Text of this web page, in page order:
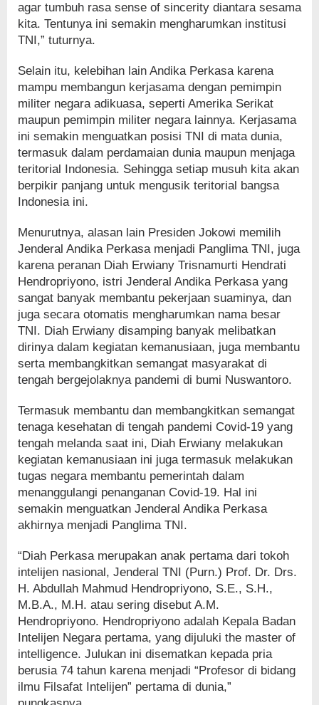
agar tumbuh rasa sense of sincerity diantara sesama
kita. Tentunya ini semakin mengharumkan institusi
TNI,” tuturnya.
Selain itu, kelebihan lain Andika Perkasa karena
mampu membangun kerjasama dengan pemimpin
militer negara adikuasa, seperti Amerika Serikat
maupun pemimpin militer negara lainnya. Kerjasama
ini semakin menguatkan posisi TNI di mata dunia,
termasuk dalam perdamaian dunia maupun menjaga
teritorial Indonesia. Sehingga setiap musuh kita akan
berpikir panjang untuk mengusik teritorial bangsa
Indonesia ini.
Menurutnya, alasan lain Presiden Jokowi memilih
Jenderal Andika Perkasa menjadi Panglima TNI, juga
karena peranan Diah Erwiany Trisnamurti Hendrati
Hendropriyono, istri Jenderal Andika Perkasa yang
sangat banyak membantu pekerjaan suaminya, dan
juga secara otomatis mengharumkan nama besar
TNI. Diah Erwiany disamping banyak melibatkan
dirinya dalam kegiatan kemanusiaan, juga membantu
serta membangkitkan semangat masyarakat di
tengah bergejolaknya pandemi di bumi Nuswantoro.
Termasuk membantu dan membangkitkan semangat
tenaga kesehatan di tengah pandemi Covid-19 yang
tengah melanda saat ini, Diah Erwiany melakukan
kegiatan kemanusiaan ini juga termasuk melakukan
tugas negara membantu pemerintah dalam
menanggulangi penanganan Covid-19. Hal ini
semakin menguatkan Jenderal Andika Perkasa
akhirnya menjadi Panglima TNI.
“Diah Perkasa merupakan anak pertama dari tokoh
intelijen nasional, Jenderal TNI (Purn.) Prof. Dr. Drs.
H. Abdullah Mahmud Hendropriyono, S.E., S.H.,
M.B.A., M.H. atau sering disebut A.M.
Hendropriyono. Hendropriyono adalah Kepala Badan
Intelijen Negara pertama, yang dijuluki the master of
intelligence. Julukan ini disematkan kepada pria
berusia 74 tahun karena menjadi “Profesor di bidang
ilmu Filsafat Intelijen” pertama di dunia,”